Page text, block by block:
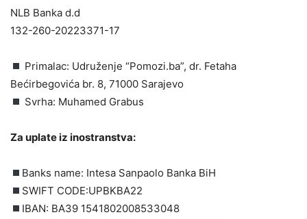
NLB Banka d.d
132-260-20223371-17
Primalac: Udruženje “Pomozi.ba”, dr. Fetaha
Bećirbegovića br. 8, 71000 Sarajevo
Svrha: Muhamed Grabus
Za uplate iz inostranstva:
Banks name: Intesa Sanpaolo Banka BiH
SWIFT CODE:UPBKBA22
IBAN: BA39 1541802008533048